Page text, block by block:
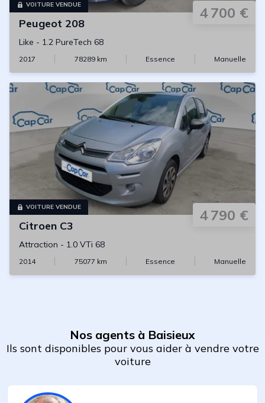
VOITURE VENDUE 4 700 €
Peugeot 208
Like - 1.2 PureTech 68
2017 78289km Essence Manuelle
VOITURE VENDUE 4 790 €
Citroen C3
Attraction - 1.0 VTi 68
2014 75077 km Essence Manuelle
Nos agents à Baisieux
Ils sont disponibles pour vous aider à vendre votre
voiture